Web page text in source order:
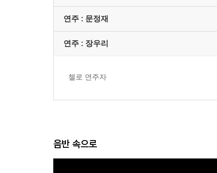
연주 : 문정재
연주 : 장우리
첼로 연주자
음반 속으로